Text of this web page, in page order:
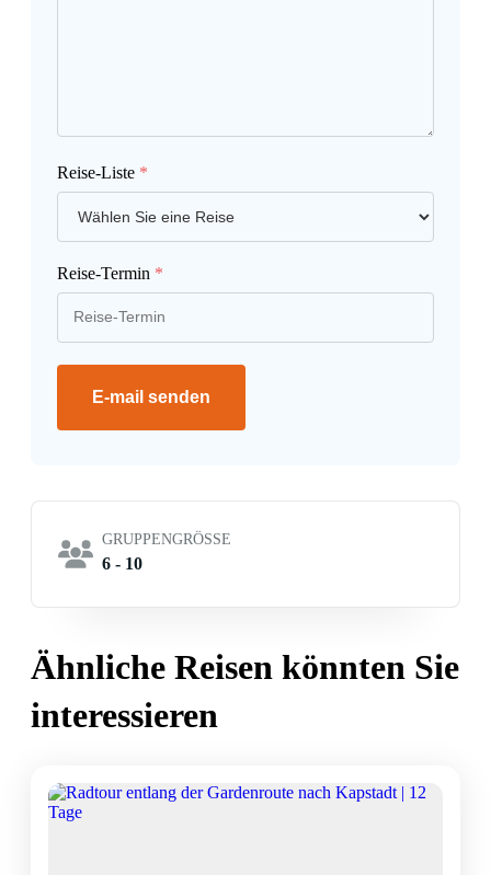
Reise-Liste *
Reise-Termin *
E-mail senden
GRUPPENGRÖSSE
6 - 10
Ähnliche Reisen könnten Sie
interessieren